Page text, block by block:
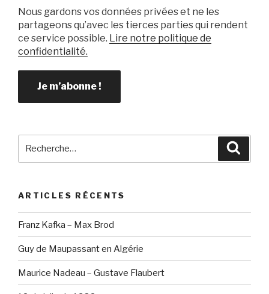
Nous gardons vos données privées et ne les
partageons qu’avec les tierces parties qui rendent
ce service possible. Lire notre politique de
confidentialité.
ARTICLES RÉCENTS
Franz Kafka – Max Brod
Guy de Maupassant en Algérie
Maurice Nadeau – Gustave Flaubert